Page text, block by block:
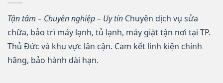
Tận tâm – Chuyên nghiệp – Uy tín Chuyên dịch vụ sửa
chữa, bảo trì máy lạnh, tủ lạnh, máy giặt tận nơi tại TP.
Thủ Đức và khu vực lân cận. Cam kết linh kiện chính
hãng, bảo hành dài hạn.